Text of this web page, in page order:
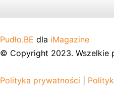
Pudło.BE dla iMagazine
© Copyright 2023. Wszelkie
Polityka prywatności